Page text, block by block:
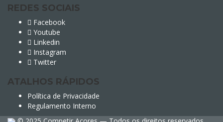
REDES SOCIAIS
Facebook
Youtube
Linkedin
Instagram
Twitter
ATALHOS RÁPIDOS
Política de Privacidade
Regulamento Interno